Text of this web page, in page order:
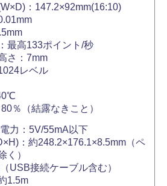
：147.2×92mm(16:10)
最高133ポイント/秒
さ：7mm
レベル
％（結露なきこと）
力：5V/55mA以下
：約248.2×176.1×8.5mm（ペ
く）
USB接続ケーブル含む）
1.5m